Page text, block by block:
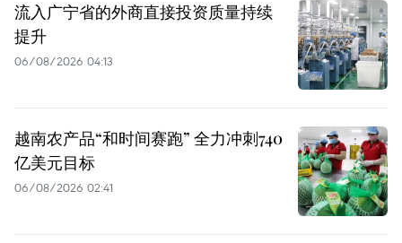
流入广宁省的外商直接投资质量持续
提升
06/08/2026 04:13
越南农产品“和时间赛跑” 全力冲刺740
亿美元目标
06/08/2026 02:41